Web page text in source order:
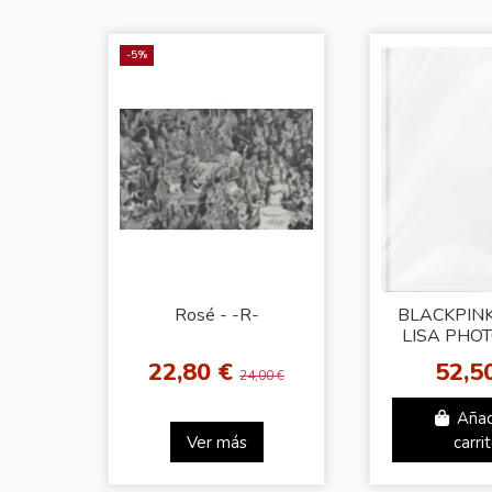
-5%
Rosé - -R-
22,80 €24,00 €
Ver más
LISA
SECOND